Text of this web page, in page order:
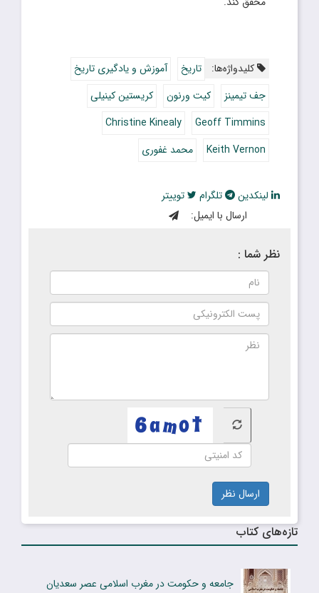
کلیدواژه‌ها: تاریخ
آموزش و یادگیری تاریخ
جف تیمینز
کیت ورنون
کریستین کینیلی
Geoff Timmins
Christine Kinealy
Keith Vernon
محمد غفوری
لینکدین تلگرام
توییتر
ارسال با ایمیل:
نظر شما :
ارسال نظر
تازه‌های کتاب
جامعه و حکومت در مغرب اسلامی عصر سعدیان